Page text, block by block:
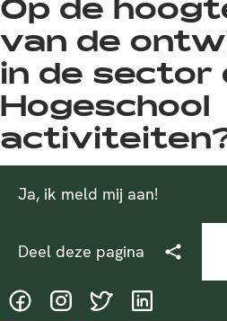
Op de
van de
in de sector
Hogeschool
Ja, ik meld mij aan!
Deel deze pagina
@HASgreenacademy
@HASgreenacademy